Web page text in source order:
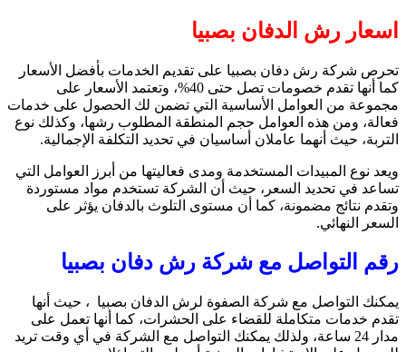
اسعار رش الدفان بصبيا
تحرص شركة رش دفان بصبيا على تقديم الخدمات بأفضل الأسعار
كما أنها تقدم خصومات تصل حتى 40%، وتعتمد الأسعار على
مجموعة من العوامل الأساسية التي تضمن لك الحصول على خدمات
فعالة، ومن هذه العوامل حجم المنطقة المطلوب رشها، وكذلك نوع
التربة، حيث أنهما عاملان أساسيان في تحديد التكلفة الإجمالية.
ويعد نوع المبيدات المستخدمة ومدى فعاليتها من أبرز العوامل التي
تساعد في تحديد السعر، حيث أن الشركة تستخدم مواد مستوردة
وتقدم نتائج مضمونة، كما أن مستوى التلوث بالدفان يؤثر على
السعر النهائي.
رقم التواصل مع شركة رش دفان بصبيا
يمكنك التواصل مع شركة الصفوة لرش الدفان بصبيا ، حيث أنها
تقدم خدمات متكاملة للقضاء على الحشرات، كما أنها تعمل على
مدار 24 ساعة، ولذلك يمكنك التواصل مع الشركة في أي وقت تريد